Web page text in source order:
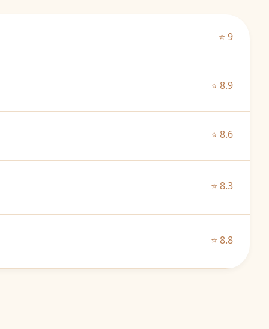
⭐ 9
⭐ 8.9
⭐ 8.6
⭐ 8.3
⭐ 8.8